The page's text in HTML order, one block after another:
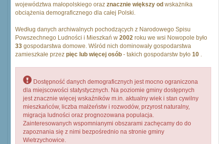
województwa małopolskiego oraz znacznie większy od wskażnika
obciążenia demograficznego dla całej Polski.
Według danych archiwalnych pochodzących z Narodowego Spisu
Powszechnego Ludności i Mieszkań w 2002 roku we wsi Nowopole było
33 gospodarstwa domowe. Wśród nich dominowały gospodarstwa
zamieszkałe przez pięc lub więcej osób - takich gospodarstw było 10 .
Dostępność danych demograficznych jest mocno ograniczona
dla miejscowości statystycznych. Na poziomie gminy dostępnych
jest znacznie więcej wskaźników m.in. aktualny wiek i stan cywilny
mieszkańców, liczba małżeństw i rozwodów, przyrost naturalny,
migracja ludności oraz prognozowana populacja.
Zainteresowanych wspomnianymi obszarami zachęcamy do do
zapoznania się z nimi bezpośrednio na stronie gminy
Wietrzychowice.